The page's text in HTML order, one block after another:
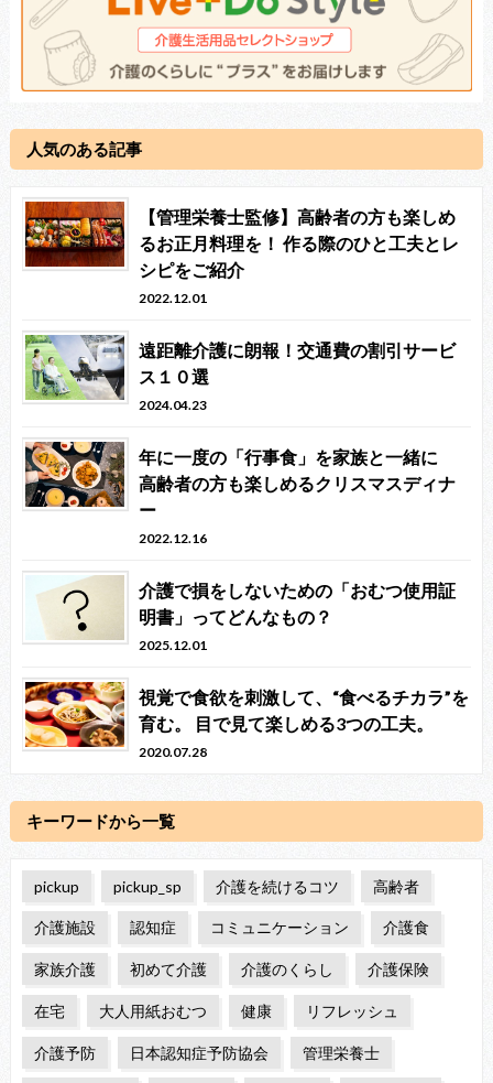
人気のある記事
【管理栄養士監修】高齢者の方も楽しめ
るお正月料理を！ 作る際のひと工夫とレ
シピをご紹介
2022.12.01
遠距離介護に朗報！交通費の割引サービ
ス１０選
2024.04.23
年に一度の「行事食」を家族と一緒に
高齢者の方も楽しめるクリスマスディナ
ー
2022.12.16
介護で損をしないための「おむつ使用証
明書」ってどんなもの？
2025.12.01
視覚で食欲を刺激して、“食べるチカラ”を
育む。 目で見て楽しめる3つの工夫。
2020.07.28
キーワードから一覧
pickup pickup_sp 介護を続けるコツ 高齢者
介護施設 認知症 コミュニケーション 介護食
家族介護 初めて介護 介護のくらし 介護保険
在宅 大人用紙おむつ 健康 リフレッシュ
介護予防 日本認知症予防協会 管理栄養士